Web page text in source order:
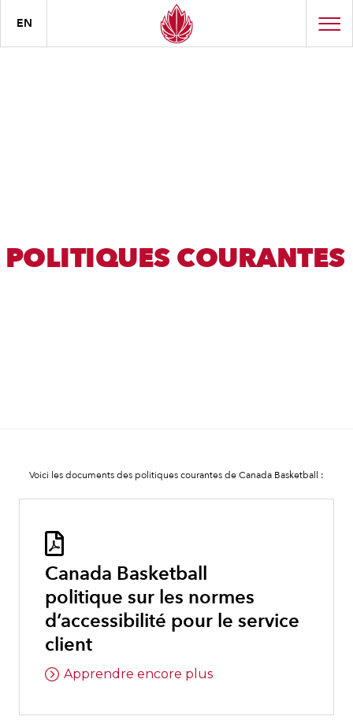
EN
POLITIQUES COURANTES
Voici les documents des politiques courantes de Canada Basketball :

Canada Basketball
politique sur les normes
d’accessibilité pour le service
client
Apprendre encore plus